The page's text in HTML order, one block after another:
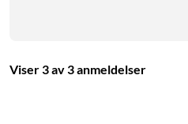
Viser 3 av 3 anmeldelser